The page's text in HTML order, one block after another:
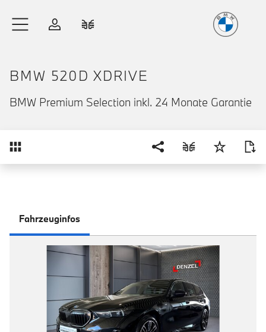
Anmelden
BMW 520D XDRIVE
BMW Premium Selection inkl. 24 Monate Garantie
Fahrzeuginfos